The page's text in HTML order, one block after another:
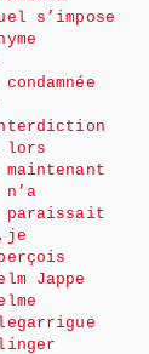
s’impose
lors
maintenant
n’a
paraissait
Jappe